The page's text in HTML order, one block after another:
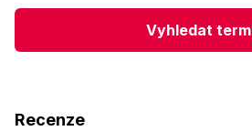
Vyhledat
Recenze